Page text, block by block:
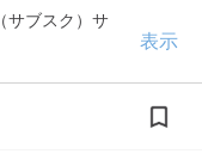
サブスク）サ
表示